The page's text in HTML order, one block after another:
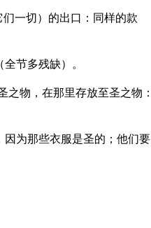
一切）的出口：同样的款
节多残缺）。
物，在那里存放至圣之物：
为那些衣服是圣的；他们要